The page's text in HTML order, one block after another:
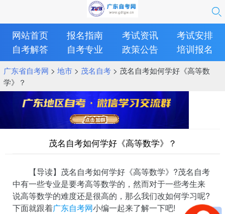
网站首页 报名指南 考试资讯
考试安排
自考解答
自考专业 政策公告 培训报名
广东省自考网 > 地市> 茂名自考> 茂名自考如何学好《高等数
学》？
茂名自考如何学好《高等数学》？
【导读】茂名自考如何学好《高等数学》?茂名自考
中有一些专业是要考高等数学的，然而对于一些考生来
说高等数学的难度还是很高的，那么我们改如何学习呢?
下面就跟着广东自考网小编一起来了解一下吧!